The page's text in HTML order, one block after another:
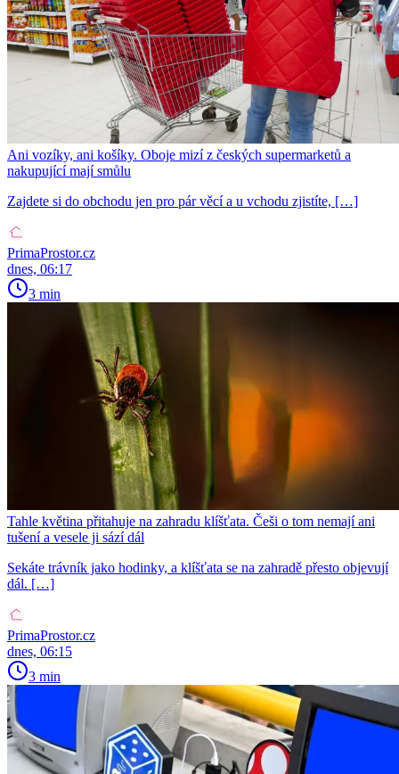
Ani vozíky, ani košíky. Oboje mizí z českých supermarketů a
nakupující mají smůlu
Zajdete si do obchodu jen pro pár věcí a u vchodu zjistíte, […]
PrimaProstor.cz
dnes, 06:17
3 min
Tahle květina přitahuje na zahradu klíšťata. Češi o tom nemají ani
tušení a vesele ji sází dál
Sekáte trávník jako hodinky, a klíšťata se na zahradě přesto objevují
dál. […]
PrimaProstor.cz
dnes, 06:15
3 min